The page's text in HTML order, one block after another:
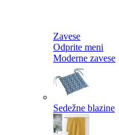
Zavese
Odprite meni
Moderne zavese
Sedežne blazine